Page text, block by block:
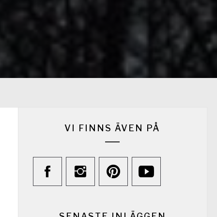
VI FINNS ÄVEN PÅ